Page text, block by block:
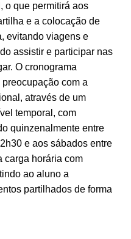
o que permitirá aos
e a colocação de
evitando viagens e
assistir e participar nas
O cronograma
com a
através de um
temporal, com
quinzenalmente entre
e aos sábados entre
carga horária com
ao aluno a
partilhados de forma